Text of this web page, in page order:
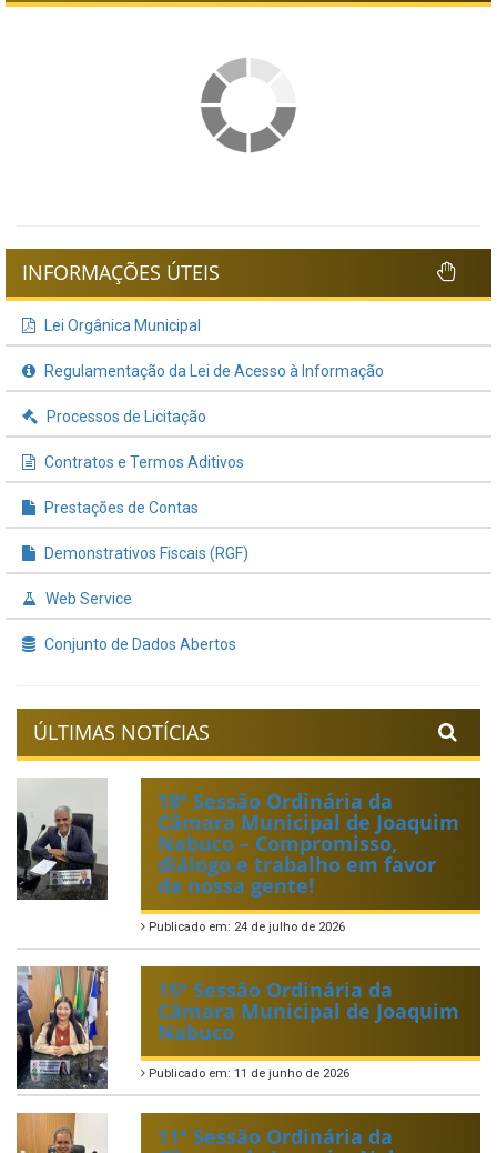
INFORMAÇÕES ÚTEIS
Lei Orgânica Municipal
Regulamentação da Lei de Acesso à Informação
Processos de Licitação
Contratos e Termos Aditivos
Prestações de Contas
Demonstrativos Fiscais (RGF)
Web Service
Conjunto de Dados Abertos
ÚLTIMAS NOTÍCIAS
18ª Sessão Ordinária da
Câmara Municipal de Joaquim
Nabuco – Compromisso,
diálogo e trabalho em favor
da nossa gente!
Publicado em: 24 de julho de 2026
15ª Sessão Ordinária da
Câmara Municipal de Joaquim
Nabuco
Publicado em: 11 de junho de 2026
11ª Sessão Ordinária da